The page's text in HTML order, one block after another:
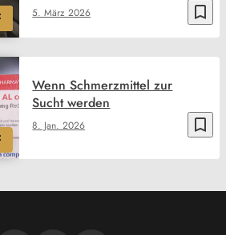
bookmark_border
5. März 2026
bookmark_border
8. Jan. 2026
Wenn Schmerzmittel zur
Sucht werden